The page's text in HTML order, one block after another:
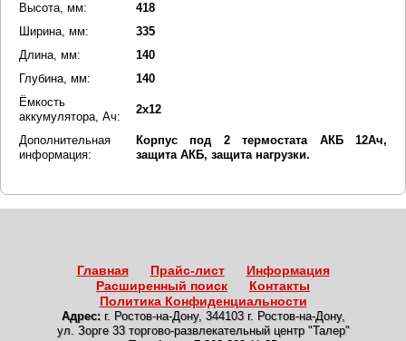
Высота, мм:
418
Ширина, мм:
335
Длина, мм:
140
Глубина, мм:
140
Ёмкость
аккумулятора, Ач:
2х12
Дополнительная
информация:
Корпус под 2 термостата АКБ 12Ач,
защита АКБ, защита нагрузки.
Главная Прайс-лист
Информация
Расширенный поиск
Контакты
Политика Конфиденциальности
Адрес: г. Ростов-на-Дону, 344103 г. Ростов-на-Дону,
ул. Зорге 33 торгово-развлекательный центр "Талер"